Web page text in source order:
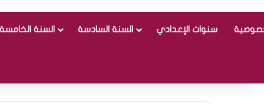
السنة الخامسة السنة السادسة سنوات الإعدادي